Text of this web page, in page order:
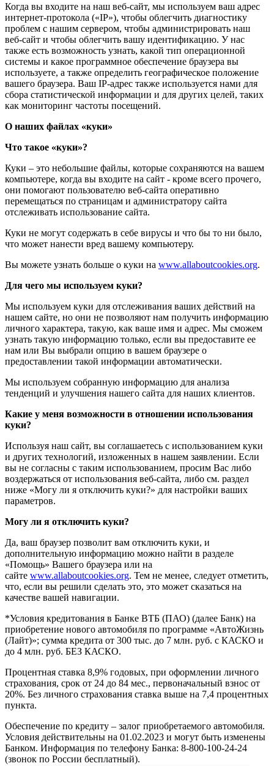
Когда вы входите на наш веб-сайт, мы используем ваш адрес
интернет-протокола («IP»), чтобы облегчить диагностику
проблем с нашим сервером, чтобы администрировать наш
веб-сайт и чтобы облегчить вашу идентификацию. У нас
также есть возможность узнать, какой тип операционной
системы и какое программное обеспечение браузера вы
используете, а также определить географическое положение
вашего браузера. Ваш IP-адрес также используется нами для
сбора статистической информации и для других целей, таких
как мониторинг частоты посещений.
О наших файлах «куки»
Что такое «куки»?
Куки – это небольшие файлы, которые сохраняются на вашем
компьютере, когда вы входите на сайт - кроме всего прочего,
они помогают пользователю веб-сайта оперативно
перемещаться по страницам и администратору сайта
отслеживать использование сайта.
Куки не могут содержать в себе вирусы и что бы то ни было,
что может нанести вред вашему компьютеру.
Вы можете узнать больше о куки на www.allaboutcookies.org.
Для чего мы используем куки?
Мы используем куки для отслеживания ваших действий на
нашем сайте, но они не позволяют нам получить информацию
личного характера, такую, как ваше имя и адрес. Мы сможем
узнать такую информацию только, если вы предоставите ее
нам или Вы выбрали опцию в вашем браузере о
предоставлении такой информации автоматически.
Мы используем собранную информацию для анализа
тенденций и улучшения нашего сайта для наших клиентов.
Какие у меня возможности в отношении использования
куки?
Используя наш сайт, вы соглашаетесь с использованием куки
и других технологий, изложенных в нашем заявлении. Если
вы не согласны с таким использованием, просим Вас либо
воздержаться от использования веб-сайта, либо см. раздел
ниже «Могу ли я отключить куки?» для настройки ваших
параметров.
Могу ли я отключить куки?
Да, ваш браузер позволит вам отключить куки, и
дополнительную информацию можно найти в разделе
«Помощь» Вашего браузера или на
сайте www.allaboutcookies.org. Тем не менее, следует отметить,
что, если вы решили сделать это, это может сказаться на
качестве вашей навигации.
*Условия кредитования в Банке ВТБ (ПАО) (далее Банк) на
приобретение нового автомобиля по программе «АвтоЖизнь
(Лайт)»; сумма кредита от 300 тыс. до 7 млн. руб. с КАСКО и
до 4 млн. руб. БЕЗ КАСКО.
Процентная ставка 8,9% годовых, при оформлении личного
страхования, срок от 24 до 84 мес., первоначальный взнос от
20%. Без личного страхования ставка выше на 7,4 процентных
пункта.
Обеспечение по кредиту – залог приобретаемого автомобиля.
Условия действительны на 01.02.2023 и могут быть изменены
Банком. Информация по телефону Банка: 8-800-100-24-24
(звонок по России бесплатный).